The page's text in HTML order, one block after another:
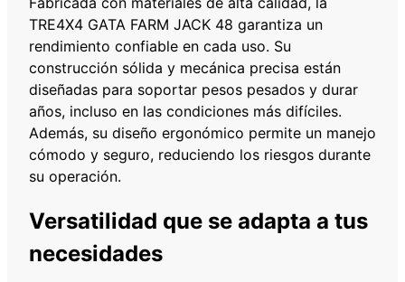
i
d
a
d
TRE4X4 GATA FARM JACK 48 garantiza un
rendimiento confiable en cada uso. Su
construcción sólida y mecánica precisa están
diseñadas para soportar pesos pesados y durar
años, incluso en las condiciones más difíciles.
Además, su diseño ergonómico permite un manejo
cómodo y seguro, reduciendo los riesgos durante
su operación.
Versatilidad que se adapta a tus
necesidades